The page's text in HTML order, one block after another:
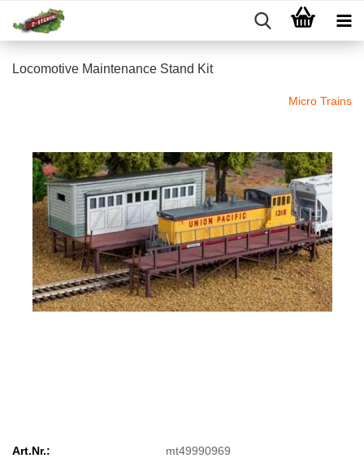
Locomotive Maintenance Stand Kit
Micro Trains
Art.Nr.:
mt49990969